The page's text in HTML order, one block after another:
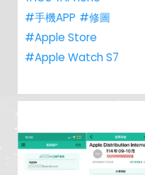
#手機APP #修圖
#Apple Store
#Apple Watch S7